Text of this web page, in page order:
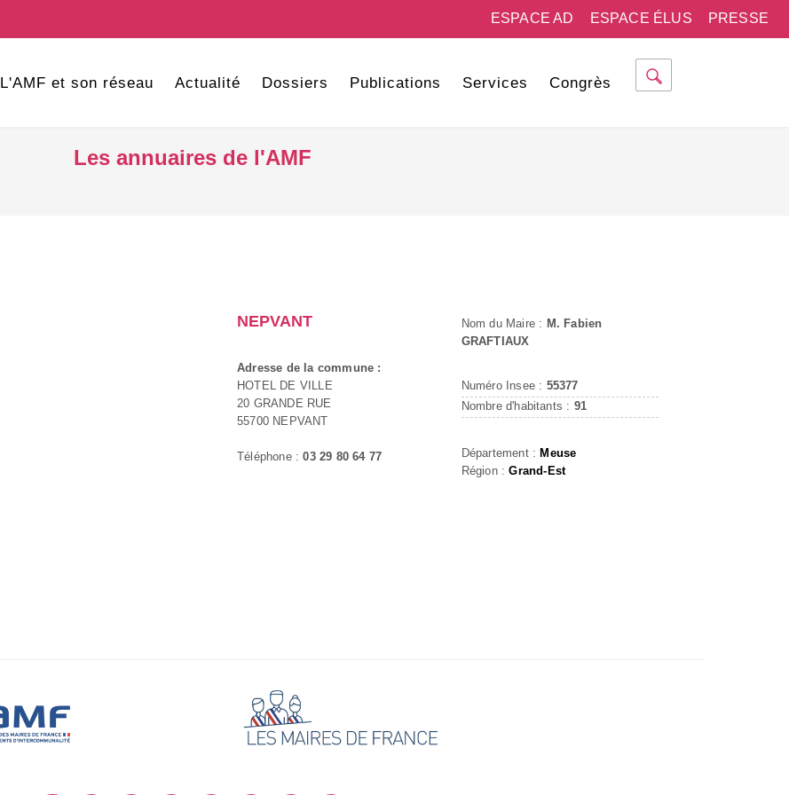
PRESSE
ESPACE ÉLUS
ESPACE AD
L'AMF et son réseau Actualité Dossiers Publications Services Congrès
Les annuaires de l'AMF
NEPVANT
Adresse de la commune :
HOTEL DE VILLE
20 GRANDE RUE
55700 NEPVANT
Téléphone :03 29 80 64 77
Nom du Maire : M. Fabien
GRAFTIAUX
Numéro Insee : 55377
Nombre d'habitants : 91
Département : Meuse
Région :Grand-Est